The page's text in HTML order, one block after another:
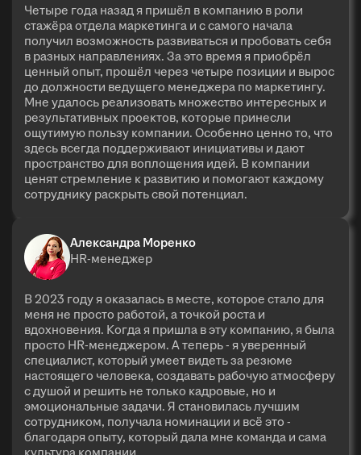
Четыре года назад я пришёл в компанию в роли
стажёра отдела маркетинга и с самого начала
получил возможность развиваться и пробовать себя
в разных направлениях. За это время я приобрёл
ценный опыт, прошёл через четыре позиции и вырос
до должности ведущего менеджера по маркетингу.
Мне удалось реализовать множество интересных и
результативных проектов, которые принесли
ощутимую пользу компании. Особенно ценно то, что
здесь всегда поддерживают инициативы и дают
пространство для воплощения идей. В компании
ценят стремление к развитию и помогают каждому
сотруднику раскрыть свой потенциал.
Александра Моренко
HR-менеджер
В 2023 году я оказалась в месте, которое стало для
меня не просто работой, а точкой роста и
вдохновения. Когда я пришла в эту компанию, я была
просто HR-менеджером. А теперь - я уверенный
специалист, который умеет видеть за резюме
настоящего человека, создавать рабочую атмосферу
с душой и решить не только кадровые, но и
эмоциональные задачи. Я становилась лучшим
сотрудником, получала номинации и всё это -
благодаря опыту, который дала мне команда и сама